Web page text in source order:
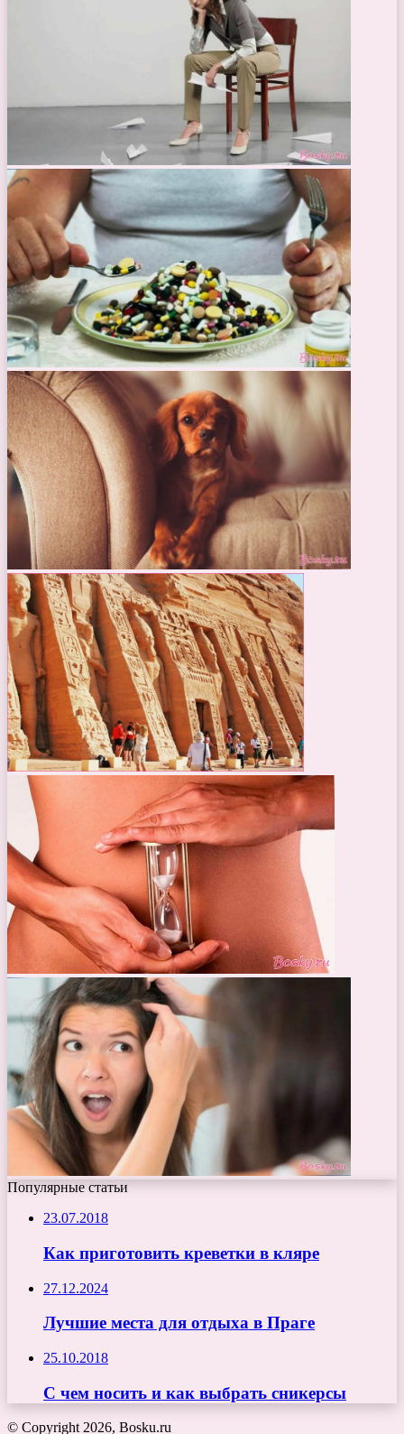
Популярные статьи
23.07.2018
Как приготовить креветки в кляре
27.12.2024
Лучшие места для отдыха в Праге
25.10.2018
С чем носить и как выбрать сникерсы
© Copyright 2026, Bosku.ru